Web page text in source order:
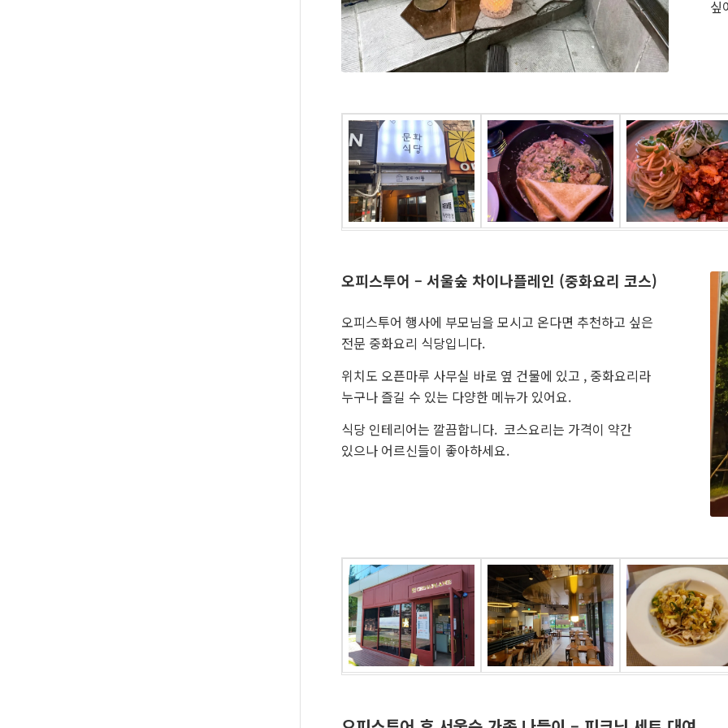
싶
오피스투어 – 서울숲 차이나플레인 (중화요리 코스)
오피스투어 행사에 부모님을 모시고 온다면 추천하고 싶은
전문 중화요리 식당입니다.
위치도 오픈마루 사무실 바로 옆 건물에 있고 , 중화요리라
누구나 즐길 수 있는 다양한 메뉴가 있어요.
식당 인테리어는 깔끔합니다. 코스요리는 가격이 약간
있으나 어르신들이 좋아하세요.